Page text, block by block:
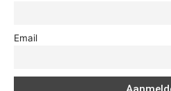
Email